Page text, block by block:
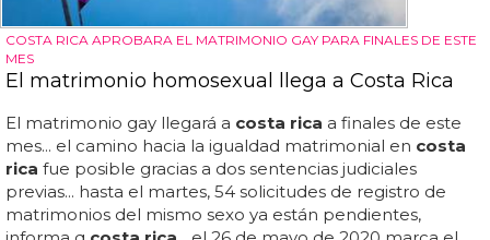
COSTA RICA APROBARA EL MATRIMONIO GAY PARA FINALES DE ESTE
MES
El matrimonio homosexual llega a Costa Rica
El matrimonio gay llegará a costa rica a finales de este
mes... el camino hacia la igualdad matrimonial en costa
rica fue posible gracias a dos sentencias judiciales
previas... hasta el martes, 54 solicitudes de registro de
matrimonios del mismo sexo ya están pendientes,